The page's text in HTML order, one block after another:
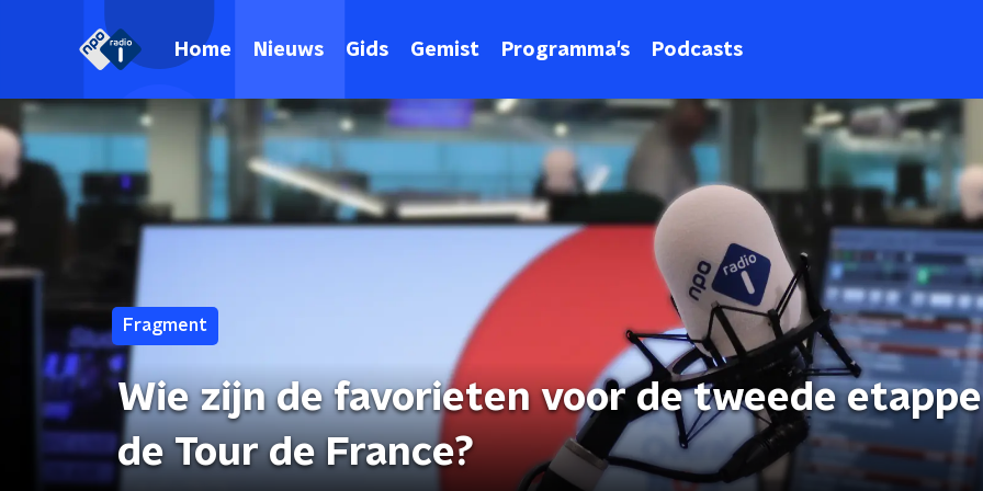
Home Nieuws Gids Gemist Programma's Podcasts
Fragment
Wie zijn de favorieten voor de tweede
de Tour de France?